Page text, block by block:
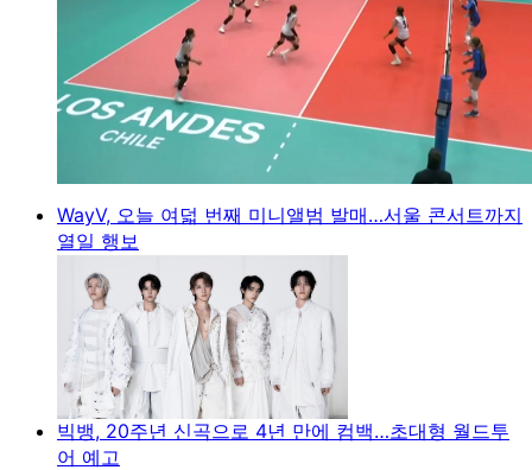
WayV, 오늘 여덟 번째 미니앨범 발매…서울 콘서트까지
열일 행보
빅뱅, 20주년 신곡으로 4년 만에 컴백…초대형 월드투
어 예고